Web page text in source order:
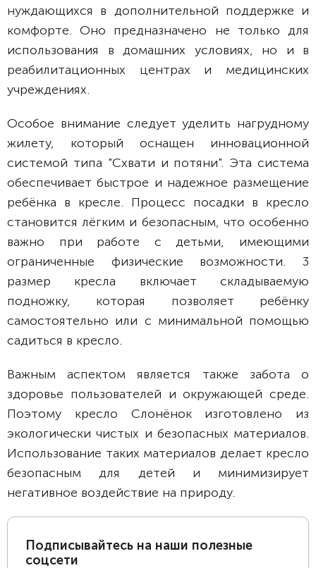
нуждающихся в дополнительной поддержке и
комфорте. Оно предназначено не только для
использования в домашних условиях, но и в
реабилитационных центрах и медицинских
учреждениях.
Особое внимание следует уделить нагрудному
жилету, который оснащен инновационной
системой типа "Схвати и потяни". Эта система
обеспечивает быстрое и надежное размещение
ребёнка в кресле. Процесс посадки в кресло
становится лёгким и безопасным, что особенно
важно при работе с детьми, имеющими
ограниченные физические возможности. 3
размер кресла включает складываемую
подножку, которая позволяет ребёнку
самостоятельно или с минимальной помощью
садиться в кресло.
Важным аспектом является также забота о
здоровье пользователей и окружающей среде.
Поэтому кресло Слонёнок изготовлено из
экологически чистых и безопасных материалов.
Использование таких материалов делает кресло
безопасным для детей и минимизирует
негативное воздействие на природу.
Подписывайтесь на наши полезные
соцсети